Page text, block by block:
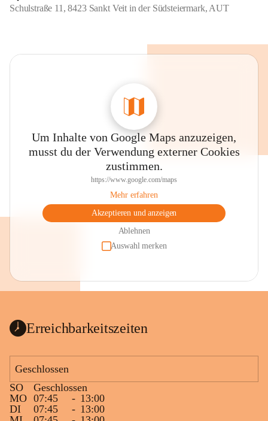
Schulstraße 11, 8423 Sankt Veit in der Südsteiermark, AUT
Um Inhalte von Google Maps anzuzeigen,
musst du der Verwendung externer Cookies
zustimmen.
https://www.google.com/maps
Mehr erfahren
Akzeptieren und anzeigen
Ablehnen
Auswahl merken
Erreichbarkeitszeiten
Geschlossen
SO
Geschlossen
MO 07:45 - 13:00
DI
07:45 - 13:00